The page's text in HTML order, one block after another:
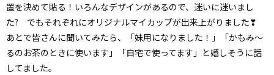
置を決めて貼る！いろんなデザインがあるので、迷いに迷いまし
た? でもそれぞれにオリジナルマイカップが出来上がりました❣
あとで皆さんに聞いてみたら、「妹用になりました！」「かもみ～
るのお茶のときに使います」「自宅で使ってます」と嬉しそうに話
してました。